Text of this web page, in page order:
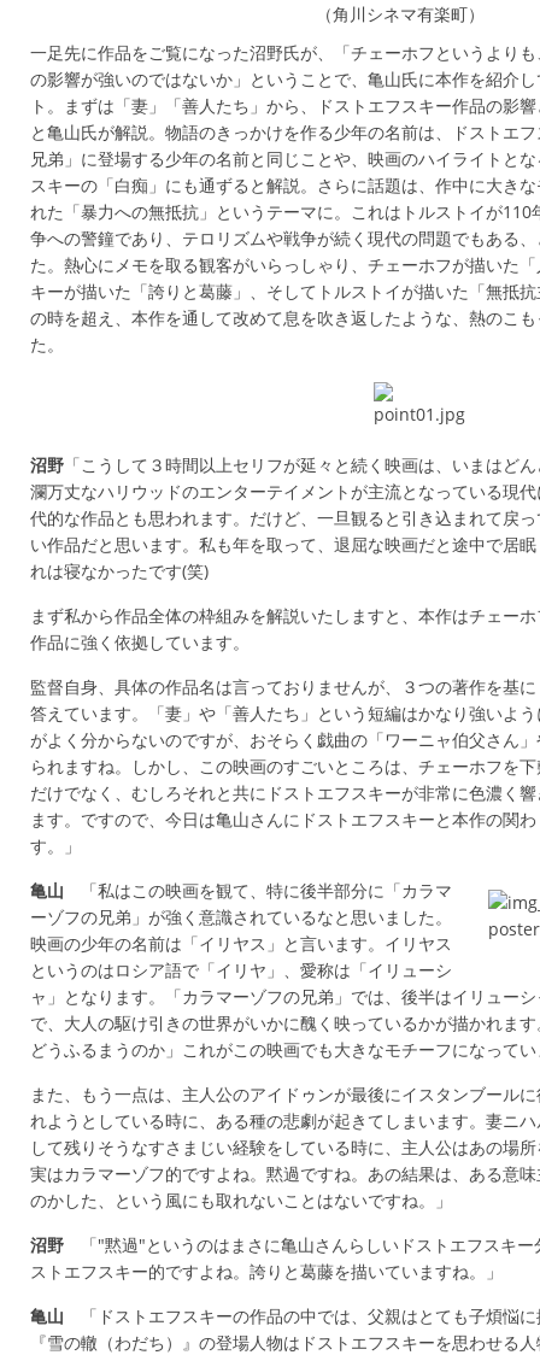
（角川シネマ有楽町）
一足先に作品をご覧になった沼野氏が、「チェーホフというより
の影響が強いのではないか」ということで、亀山氏に本作を紹介
ト。まずは「妻」「善人たち」から、ドストエフスキー作品の影
と亀山氏が解説。物語のきっかけを作る少年の名前は、ドストエ
兄弟」に登場する少年の名前と同じことや、映画のハイライトと
スキーの「白痴」にも通ずると解説。さらに話題は、作中に大き
れた「暴力への無抵抗」というテーマに。これはトルストイが
争への警鐘であり、テロリズムや戦争が続く現代の問題でもある
た。熱心にメモを取る観客がいらっしゃり、チェーホフが描いた
キーが描いた「誇りと葛藤」、そしてトルストイが描いた「無抵
の時を超え、本作を通して改めて息を吹き返したような、熱のこ
た。
沼野 「こうして３時間以上セリフが延々と続く映画は、いまはど
瀾万丈なハリウッドのエンターテイメントが主流となっている現
代的な作品とも思われます。だけど、一旦観ると引き込まれて戻
い作品だと思います。私も年を取って、退屈な映画だと途中で居
れは寝なかったです(笑)
まず私から作品全体の枠組みを解説いたしますと、本作はチェー
作品に強く依拠しています。
監督自身、具体の作品名は言っておりませんが、３つの著作を基
答えています。「妻」や「善人たち」という短編はかなり強いよ
がよく分からないのですが、おそらく戯曲の「ワーニャ伯父さん
られますね。しかし、この映画のすごいところは、チェーホフを
だけでなく、むしろそれと共にドストエフスキーが非常に色濃く
ます。ですので、今日は亀山さんにドストエフスキーと本作の関
す。」
亀山 「私はこの映画を観て、特に後半部分に「カラマ
ーゾフの兄弟」が強く意識されているなと思いました。
映画の少年の名前は「イリヤス」と言います。イリヤス
というのはロシア語で「イリヤ」、愛称は「イリューシ
ャ」となります。「カラマーゾフの兄弟」では、後半はイリュー
で、大人の駆け引きの世界がいかに醜く映っているかが描かれま
どうふるまうのか」これがこの映画でも大きなモチーフになって
また、もう一点は、主人公のアイドゥンが最後にイスタンブール
れようとしている時に、ある種の悲劇が起きてしまいます。妻ニ
して残りそうなすさまじい経験をしている時に、主人公はあの場
実はカラマーゾフ的ですよね。黙過ですね。あの結果は、ある意
のかした、という風にも取れないことはないですね。」
沼野 「"黙過"というのはまさに亀山さんらしいドストエフスキ
ストエフスキー的ですよね。誇りと葛藤を描いていますね。」
亀山 「ドストエフスキーの作品の中では、父親はとても子煩悩
『雪の轍（わだち）』の登場人物はドストエフスキーを思わせる